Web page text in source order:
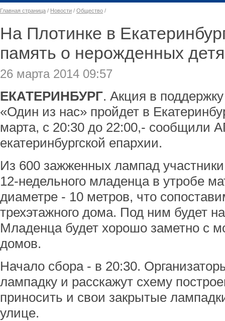
Главная страница / Новости / Общество /
На Плотинке в
память о нерожденных
26 марта 2014 09:57
ЕКАТЕРИНБУРГ. Акция в
«Один из нас» пройдет в
марта, с 20:30 до 22:00,- сообщили
екатеринбургской епархии.
Из 600 зажженных лампад
12-недельного младенца в утробе
диаметре - 10 метров, что
трехэтажного дома. Под ним будет
Младенца будет хорошо заметно с
домов.
Начало сбора - в 20:30.
лампадку и расскажут схему
приносить и свои закрытые
улице.